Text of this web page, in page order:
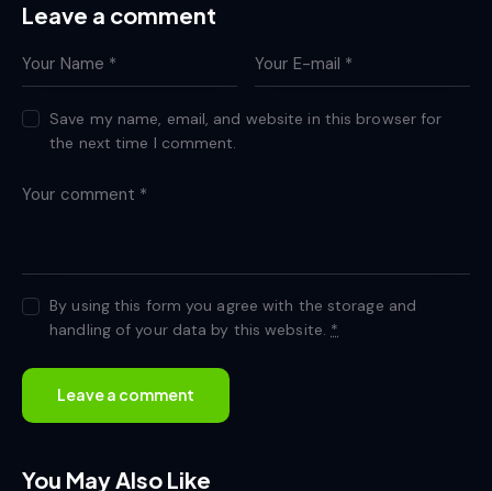
Leave a comment
Save my name, email, and website in this browser for
the next time I comment.
By using this form you agree with the storage and
handling of your data by this website. *
You May Also Like